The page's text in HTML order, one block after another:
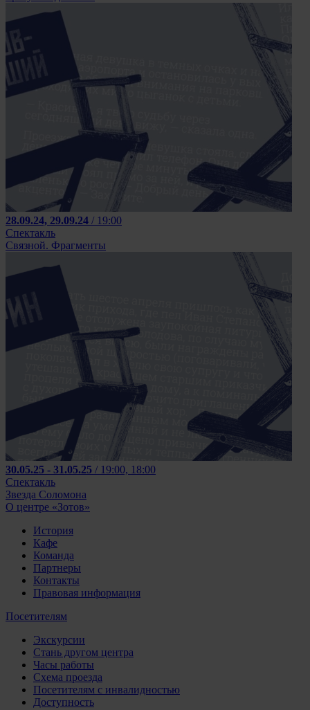
28.09.24, 29.09.24 / 19:00
Спектакль
Связной. Фрагменты
30.05.25 - 31.05.25 / 19:00, 18:00
Спектакль
Звезда Соломона
О центре «Зотов»
История
Кафе
Команда
Партнеры
Контакты
Правовая информация
Посетителям
Экскурсии
Стань другом центра
Часы работы
Схема проезда
Посетителям с инвалидностью
Доступность